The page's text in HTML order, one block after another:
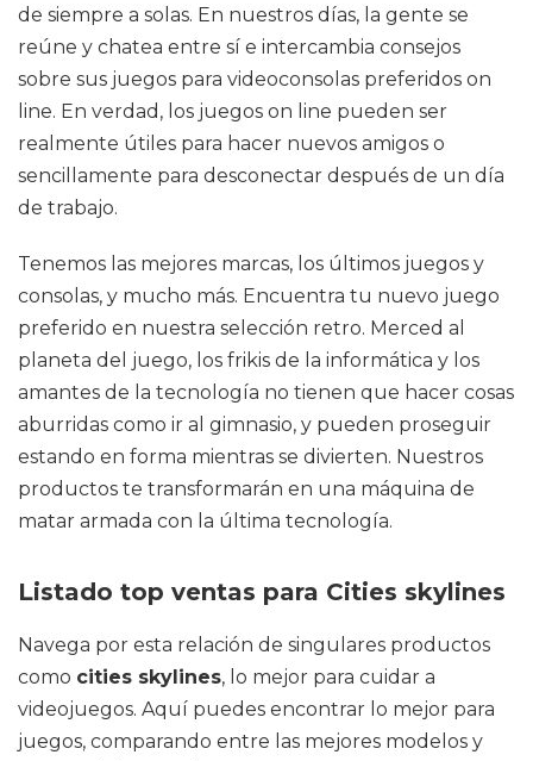
de siempre a solas. En nuestros días, la gente se
reúne y chatea entre sí e intercambia consejos
sobre sus juegos para videoconsolas preferidos on
line. En verdad, los juegos on line pueden ser
realmente útiles para hacer nuevos amigos o
sencillamente para desconectar después de un día
de trabajo.
Tenemos las mejores marcas, los últimos juegos y
consolas, y mucho más. Encuentra tu nuevo juego
preferido en nuestra selección retro. Merced al
planeta del juego, los frikis de la informática y los
amantes de la tecnología no tienen que hacer cosas
aburridas como ir al gimnasio, y pueden proseguir
estando en forma mientras se divierten. Nuestros
productos te transformarán en una máquina de
matar armada con la última tecnología.
Listado top ventas para Cities skylines
Navega por esta relación de singulares productos
como cities skylines, lo mejor para cuidar a
videojuegos. Aquí puedes encontrar lo mejor para
juegos, comparando entre las mejores modelos y